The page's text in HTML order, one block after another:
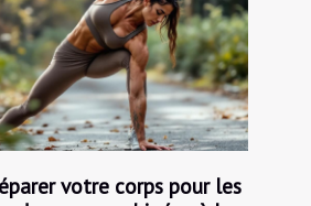
votre corps pour les